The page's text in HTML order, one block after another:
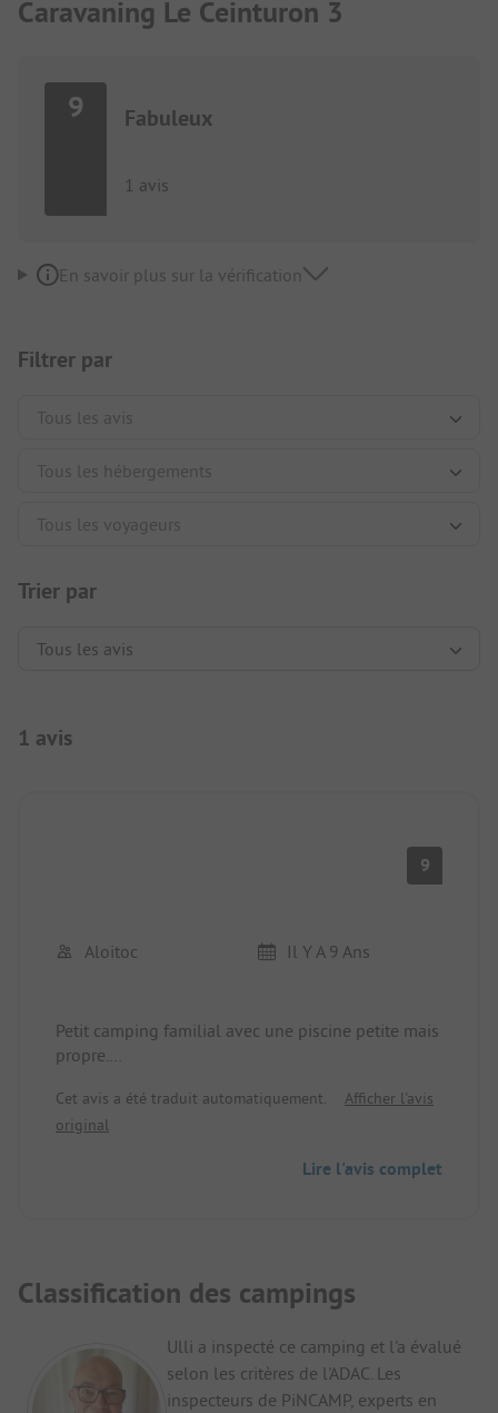
Caravaning Le Ceinturon 3
9 Fabuleux
1 avis
En savoir plus sur la vérification
Filtrer par
Trier par
1 avis
9
Aloitoc Il Y A 9 Ans
Petit camping familial avec une piscine petite mais
propre.
d'animation. Pour aller à la plage, il faut traverser
la route côtière, un feu pour piétons est installé à
Petite aire de jeux bien entretenue pour les
Cet avis a été traduit automatiquement.
Afficher l'avis
original
Lire l'avis complet
Classification des campings
Ulli a inspecté ce camping et l'a évalué
selon les critères de l'ADAC. Les
inspecteurs de PiNCAMP, experts en